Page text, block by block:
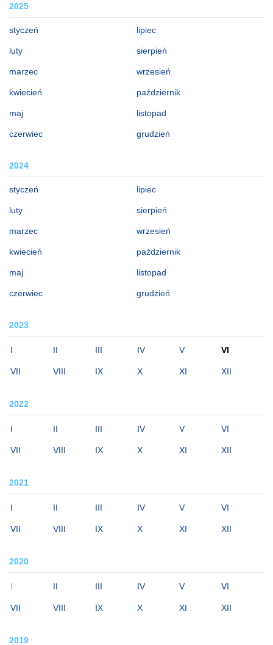
2025
styczeń
luty
marzec
kwiecień
maj
czerwiec
lipiec
sierpień
wrzesień
październik
listopad
grudzień
2024
styczeń
luty
marzec
kwiecień
maj
czerwiec
lipiec
sierpień
wrzesień
październik
listopad
grudzień
2023
I II III IV V VI
VII VIII IX X XI XII
2022
I II III IV V VI
VII VIII IX X XI XII
2021
I II III IV V VI
VII VIII IX X XI XII
2020
I II III IV V VI
VII VIII IX X XI XII
2019